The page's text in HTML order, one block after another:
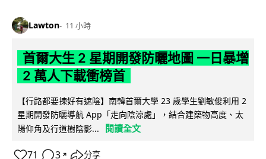
Lawton 11 小時
首爾大生 2 星期開發防曬地圖 一日暴增
2 萬人下載衝榜首
【行路都要揀好有遮陰】南韓首爾大學 23 歲學生劉敏俊利用 2
星期開發防曬導航 App「走向陰涼處」，結合建築物高度、太
陽仰角及行道樹陰影...
閱讀全文
71 3 ↗ 分享